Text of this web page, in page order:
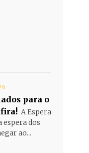
para o
A Espera
espera dos
ao...